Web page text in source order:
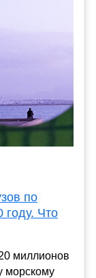
по
году. Что
миллионов
морскому